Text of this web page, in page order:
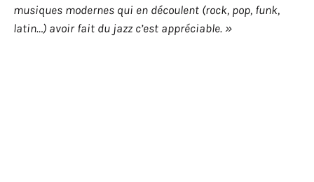
musiques modernes qui en découlent (rock, pop, funk,
latin…) avoir fait du jazz c’est appréciable. »